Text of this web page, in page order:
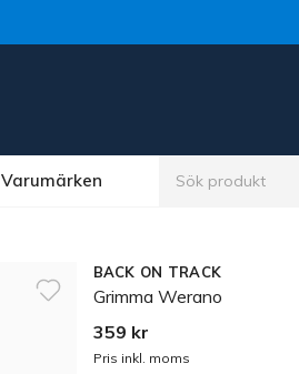
Varumärken
BACK ON TRACK
Grimma Werano
359 kr
Pris inkl. moms